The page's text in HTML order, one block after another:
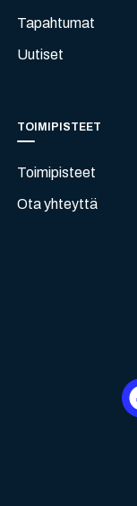
Tapahtumat
Uutiset
TOIMIPISTEET
Toimipisteet
Ota yhteyttä